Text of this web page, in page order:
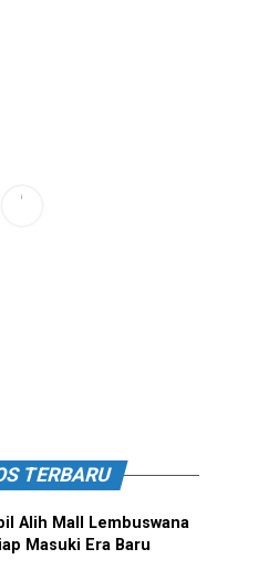
TERBARU
Alih Mall Lembuswana
Masuki Era Baru